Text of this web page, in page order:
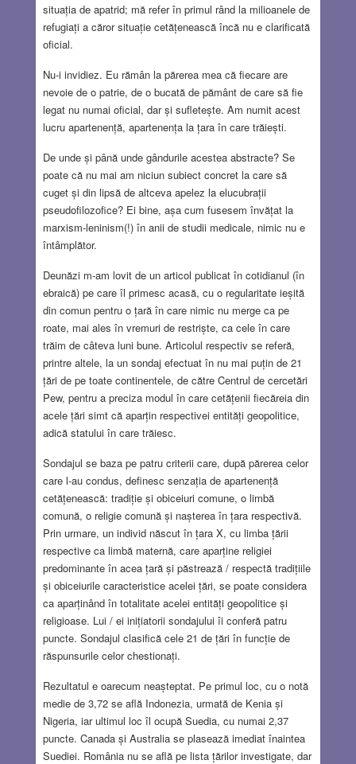
situația de apatrid; mă refer în primul rând la milioanele de
refugiați a căror situație cetățenească încă nu e clarificată
oficial.
Nu-i invidiez. Eu rămân la părerea mea că fiecare are
nevoie de o patrie, de o bucată de pământ de care să fie
legat nu numai oficial, dar și sufletește. Am numit acest
lucru apartenență, apartenența la țara în care trăiești.
De unde și până unde gândurile acestea abstracte? Se
poate că nu mai am niciun subiect concret la care să
cuget și din lipsă de altceva apelez la elucubrații
pseudofilozofice? Ei bine, așa cum fusesem învățat la
marxism-leninism(!) în anii de studii medicale, nimic nu e
întâmplător.
Deunăzi m-am lovit de un articol publicat în cotidianul (în
ebraică) pe care îl primesc acasă, cu o regularitate ieșită
din comun pentru o țară în care nimic nu merge ca pe
roate, mai ales în vremuri de restriște, ca cele în care
trăim de câteva luni bune. Articolul respectiv se referă,
printre altele, la un sondaj efectuat în nu mai puțin de 21
țări de pe toate continentele, de către Centrul de cercetări
Pew, pentru a preciza modul în care cetățenii fiecăreia din
acele țări simt că aparțin respectivei entități geopolitice,
adică statului în care trăiesc.
Sondajul se baza pe patru criterii care, după părerea celor
care l-au condus, definesc senzația de apartenență
cetățenească: tradiție și obiceiuri comune, o limbă
comună, o religie comună și nașterea în țara respectivă.
Prin urmare, un individ născut în țara X, cu limba țării
respective ca limbă maternă, care aparține religiei
predominante în acea țară și păstrează / respectă tradițiile
și obiceiurile caracteristice acelei țări, se poate considera
ca aparținând în totalitate acelei entități geopolitice și
religioase. Lui / ei inițiatorii sondajului îi conferă patru
puncte. Sondajul clasifică cele 21 de țări în funcție de
răspunsurile celor chestionați.
Rezultatul e oarecum neașteptat. Pe primul loc, cu o notă
medie de 3,72 se află Indonezia, urmată de Kenia și
Nigeria, iar ultimul loc îl ocupă Suedia, cu numai 2,37
puncte. Canada și Australia se plasează imediat înaintea
Suediei. România nu se află pe lista țărilor investigate, dar